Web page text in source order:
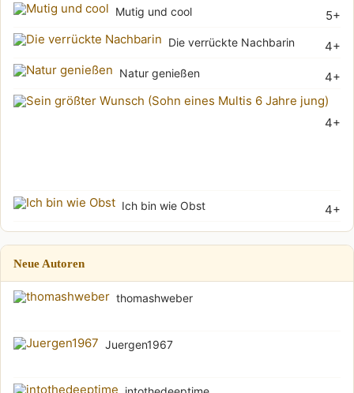
5+
Mutig und cool
4+
Die verrückte Nachbarin
4+
Natur genießen
4+
4+
Ich bin wie Obst
Neue Autoren
thomashweber
Juergen1967